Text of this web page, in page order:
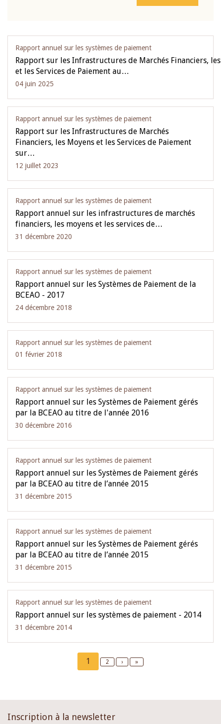
Rapport annuel sur les systèmes de paiement
Rapport sur les Infrastructures de Marchés Financiers,
et les Services de Paiement au…
04 juin 2025
Rapport annuel sur les systèmes de paiement
Rapport sur les Infrastructures de Marchés
Financiers, les Moyens et les Services de Paiement
sur…
12 juillet 2023
Rapport annuel sur les systèmes de paiement
Rapport annuel sur les infrastructures de marchés
financiers, les moyens et les services de…
31 décembre 2020
Rapport annuel sur les systèmes de paiement
Rapport annuel sur les Systèmes de Paiement de la
BCEAO - 2017
24 décembre 2018
Rapport annuel sur les systèmes de paiement
01 février 2018
Rapport annuel sur les systèmes de paiement
Rapport annuel sur les Systèmes de Paiement gérés
par la BCEAO au titre de l'année 2016
30 décembre 2016
Rapport annuel sur les systèmes de paiement
Rapport annuel sur les Systèmes de Paiement gérés
par la BCEAO au titre de l’année 2015
31 décembre 2015
Rapport annuel sur les systèmes de paiement
Rapport annuel sur les Systèmes de Paiement gérés
par la BCEAO au titre de l’année 2015
31 décembre 2015
Rapport annuel sur les systèmes de paiement
Rapport annuel sur les systèmes de paiement - 2014
31 décembre 2014
Current
page
1 Page
2
Next
›
Last
»
Inscription à la newsletter